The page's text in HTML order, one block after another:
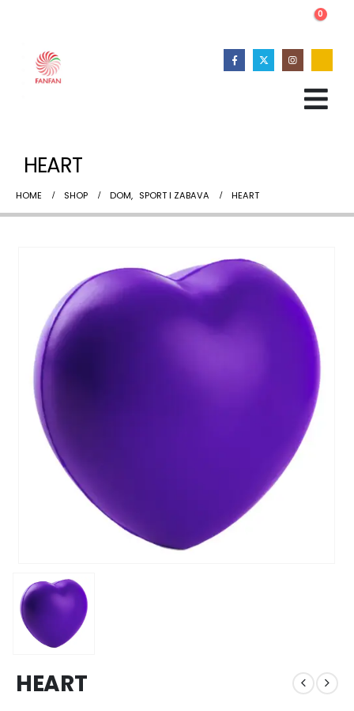
0
HEART
HOME SHOP DOM, SPORT I ZABAVA HEART
HEART